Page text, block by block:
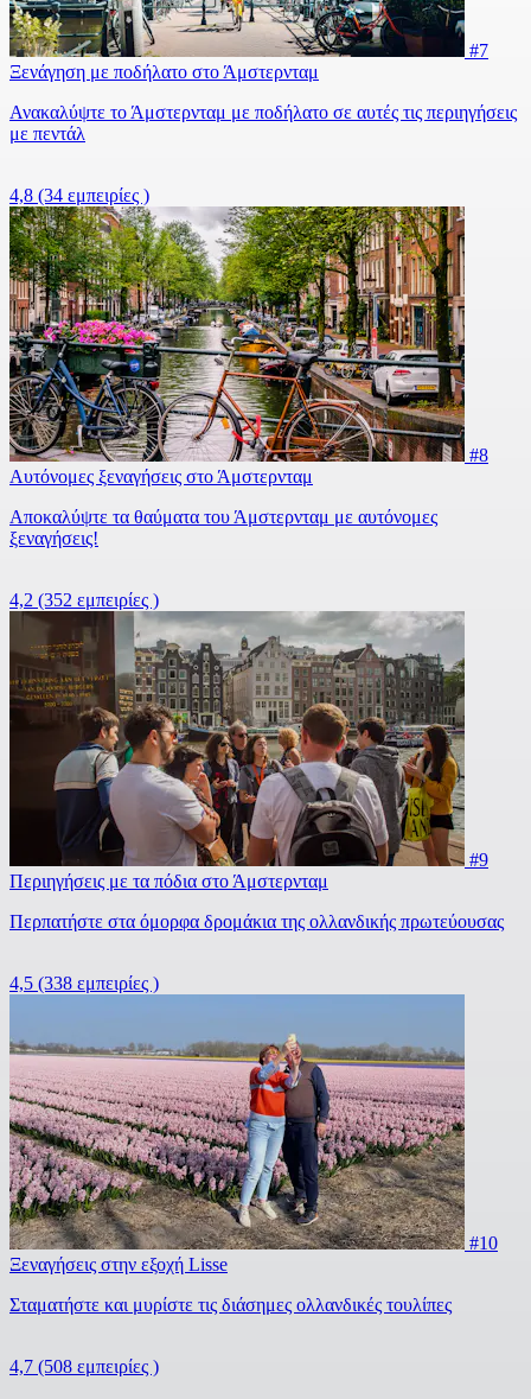
#7
Ξενάγηση με ποδήλατο στο Άμστερνταμ
Ανακαλύψτε το Άμστερνταμ με ποδήλατο σε αυτές τις περιηγήσεις
με πεντάλ
4,8 (34 εμπειρίες )
#8
Αυτόνομες ξεναγήσεις στο Άμστερνταμ
Αποκαλύψτε τα θαύματα του Άμστερνταμ με αυτόνομες
ξεναγήσεις!
4,2 (352 εμπειρίες )
#9
Περιηγήσεις με τα πόδια στο Άμστερνταμ
Περπατήστε στα όμορφα δρομάκια της ολλανδικής πρωτεύουσας
4,5 (338 εμπειρίες )
#10
Ξεναγήσεις στην εξοχή Lisse
Σταματήστε και μυρίστε τις διάσημες ολλανδικές τουλίπες
4,7 (508 εμπειρίες )